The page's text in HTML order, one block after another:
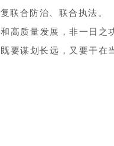
联合防治、联合执法。
高质量发展，非一日
要谋划长远，又要干